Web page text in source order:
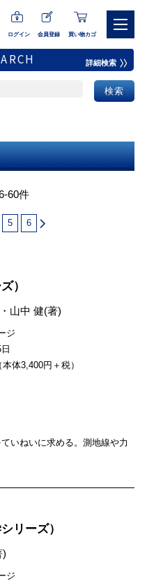
ログイン 会員登録 買い物カゴ
詳細検索
60件
5 6
）
・ 山中 健(著)
ジ
体3,400円＋税）
いねいに求める。測地線や力
リーズ）
)
ジ